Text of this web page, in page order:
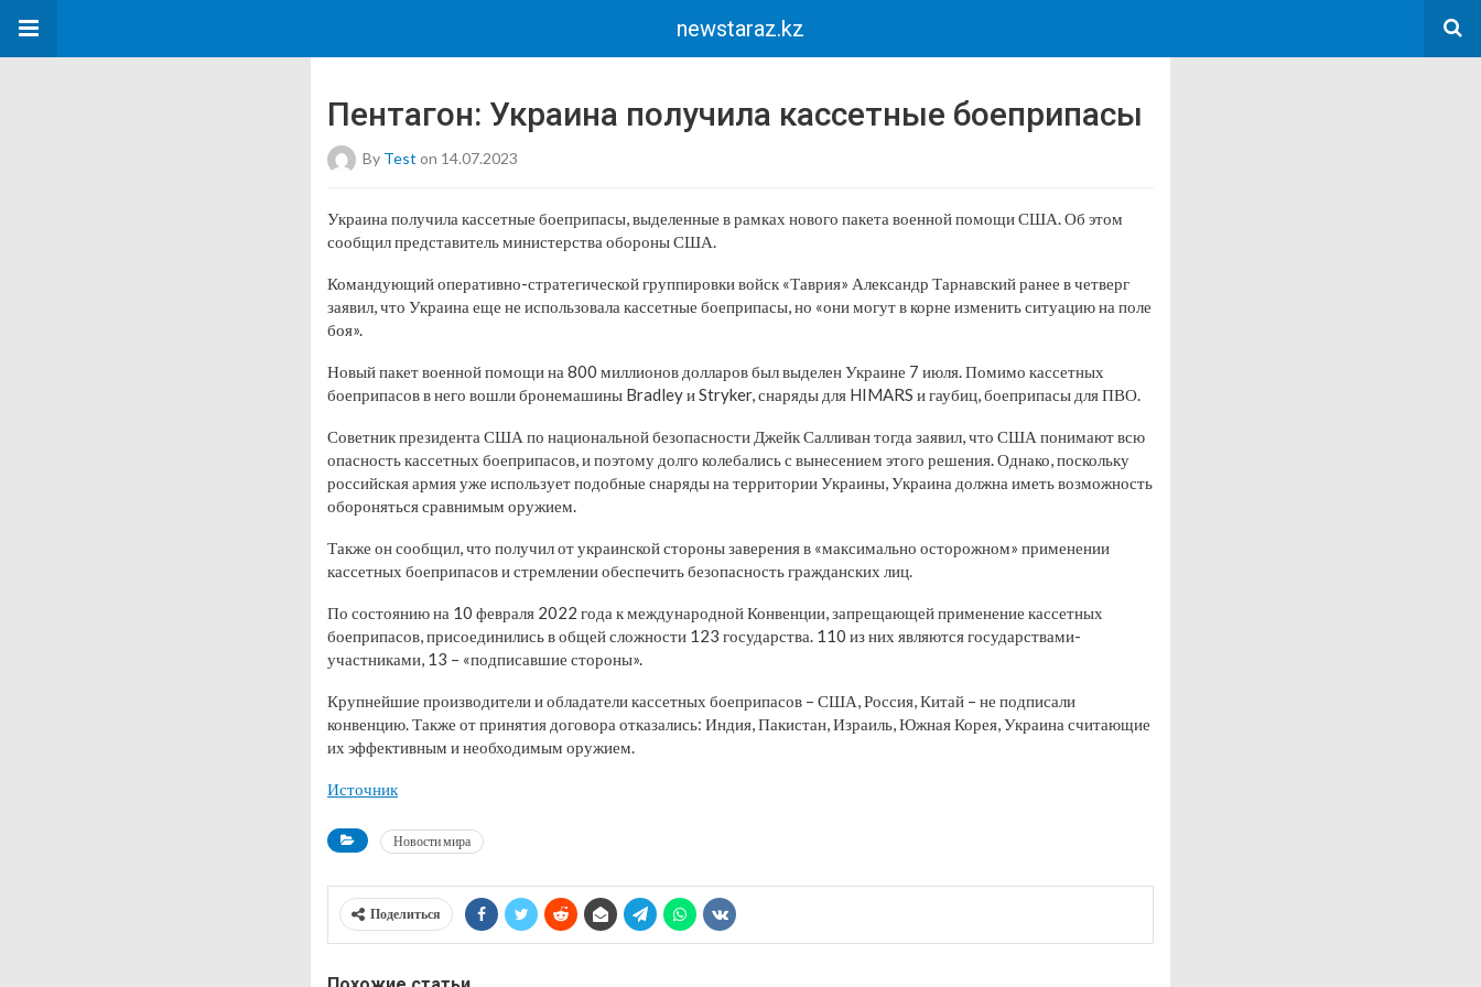
newstaraz.kz
Пентагон: Украина получила кассетные боеприпасы
By Test on 14.07.2023
Украина получила кассетные боеприпасы, выделенные в рамках нового пакета военной помощи США. Об этом
сообщил представитель министерства обороны США.
Командующий оперативно-стратегической группировки войск «Таврия» Александр Тарнавский ранее в четверг
заявил, что Украина еще не использовала кассетные боеприпасы, но «они могут в корне изменить ситуацию на поле
боя».
Новый пакет военной помощи на 800 миллионов долларов был выделен Украине 7 июля. Помимо кассетных
боеприпасов в него вошли бронемашины Bradley и Stryker, снаряды для HIMARS и гаубиц, боеприпасы для ПВО.
Советник президента США по национальной безопасности Джейк Салливан тогда заявил, что США понимают всю
опасность кассетных боеприпасов, и поэтому долго колебались с вынесением этого решения. Однако, поскольку
российская армия уже использует подобные снаряды на территории Украины, Украина должна иметь возможность
обороняться сравнимым оружием.
Также он сообщил, что получил от украинской стороны заверения в «максимально осторожном» применении
кассетных боеприпасов и стремлении обеспечить безопасность гражданских лиц.
По состоянию на 10 февраля 2022 года к международной Конвенции, запрещающей применение кассетных
боеприпасов, присоединились в общей сложности 123 государства. 110 из них являются государствами-
участниками, 13 – «подписавшие стороны».
Крупнейшие производители и обладатели кассетных боеприпасов – США, Россия, Китай – не подписали
конвенцию. Также от принятия договора отказались: Индия, Пакистан, Израиль, Южная Корея, Украина считающие
их эффективным и необходимым оружием.
Источник
Новости мира
Поделиться